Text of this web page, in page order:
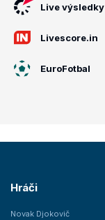
Live výsledky
Livescore.in
EuroFotbal
Hráči
Novak Djokovič